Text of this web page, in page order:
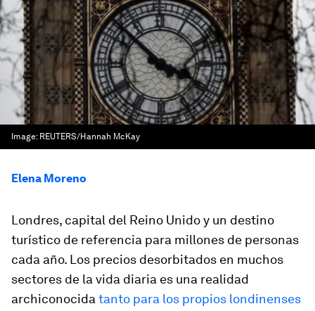
Image: REUTERS/Hannah McKay
Elena Moreno
Londres, capital del Reino Unido y un destino
turístico de referencia para millones de personas
cada año. Los precios desorbitados en muchos
sectores de la vida diaria es una realidad
archiconocida tanto para los propios londinenses